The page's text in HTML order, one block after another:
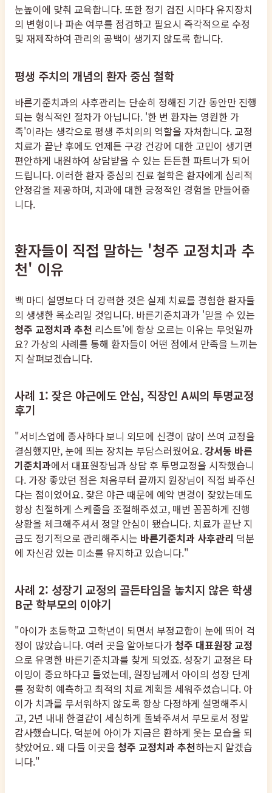
눈높이에 맞춰 교육합니다. 또한 정기 검진 시마다 유지장치
의 변형이나 파손 여부를 점검하고 필요시 즉각적으로 수정
및 재제작하여 관리의 공백이 생기지 않도록 합니다.
평생 주치의 개념의 환자 중심 철학
바른기준치과의 사후관리는 단순히 정해진 기간 동안만 진행
되는 형식적인 절차가 아닙니다. '한 번 환자는 영원한 가
족'이라는 생각으로 평생 주치의의 역할을 자처합니다. 교정
치료가 끝난 후에도 언제든 구강 건강에 대한 고민이 생기면
편안하게 내원하여 상담받을 수 있는 든든한 파트너가 되어
드립니다. 이러한 환자 중심의 진료 철학은 환자에게 심리적
안정감을 제공하며, 치과에 대한 긍정적인 경험을 만들어줍
니다.
환자들이 직접 말하는 '청주 교정치과 추
천' 이유
백 마디 설명보다 더 강력한 것은 실제 치료를 경험한 환자들
의 생생한 목소리일 것입니다. 바른기준치과가 '믿을 수 있는
청주 교정치과 추천 리스트'에 항상 오르는 이유는 무엇일까
요? 가상의 사례를 통해 환자들이 어떤 점에서 만족을 느끼는
지 살펴보겠습니다.
사례 1: 잦은 야근에도 안심, 직장인 A씨의 투명교정
후기
"서비스업에 종사하다 보니 외모에 신경이 많이 쓰여 교정을
결심했지만, 눈에 띄는 장치는 부담스러웠어요. 강서동 바른
기준치과에서 대표원장님과 상담 후 투명교정을 시작했습니
다. 가장 좋았던 점은 처음부터 끝까지 원장님이 직접 봐주신
다는 점이었어요. 잦은 야근 때문에 예약 변경이 잦았는데도
항상 친절하게 스케줄을 조절해주셨고, 매번 꼼꼼하게 진행
상황을 체크해주셔서 정말 안심이 됐습니다. 치료가 끝난 지
금도 정기적으로 관리해주시는 바른기준치과 사후관리 덕분
에 자신감 있는 미소를 유지하고 있습니다."
사례 2: 성장기 교정의 골든타임을 놓치지 않은 학생
B군 학부모의 이야기
"아이가 초등학교 고학년이 되면서 부정교합이 눈에 띄어 걱
정이 많았습니다. 여러 곳을 알아보다가청주 대표원장 교정
으로 유명한 바른기준치과를 찾게 되었죠. 성장기 교정은 타
이밍이 중요하다고 들었는데, 원장님께서 아이의 성장 단계
를 정확히 예측하고 최적의 치료 계획을 세워주셨습니다. 아
이가 치과를 무서워하지 않도록 항상 다정하게 설명해주시
고, 2년 내내 한결같이 세심하게 돌봐주셔서 부모로서 정말
감사했습니다. 덕분에 아이가 지금은 환하게 웃는 모습을 되
찾았어요. 왜 다들 이곳을 청주 교정치과 추천하는지 알겠습
니다."